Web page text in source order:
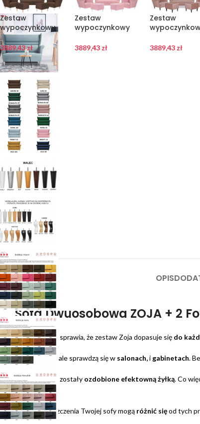
Zestaw
wypoczynkowy
sofa + 2 fotele
Family Meble
3889,43zł
Zestaw
wypoczynkowy
Family Meble
3889,43 zł
Zestaw
Family Meble
3889,43 zł
OPIS
Sofa Dwuosobowa ZOJA + 2
Prosty design sprawia, że zestaw Zoja dopasuje się do
Meble doskonale sprawdzą się w salonach,igabinetach.
Boki sofy Zoja zostały ozdobione efektowną żyłką. Co
wizualną.
Uwaga!Marszczenia Twojej sofy mogą różnić sięod tych